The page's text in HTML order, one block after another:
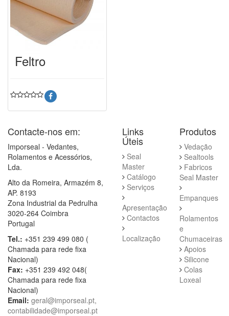
Feltro
Contacte-nos em:
Imporseal - Vedantes,
Rolamentos e Acessórios,
Lda.
Alto da Romeira, Armazém 8,
AP. 8193
Zona Industrial da Pedrulha
3020-264 Coimbra
Portugal
Tel.: +351 239 499 080 (
Chamada para rede fixa
Nacional)
Fax: +351 239 492 048(
Chamada para rede fixa
Nacional)
Email: geral@imporseal.pt,
contabilidade@imporseal.pt
Links
Úteis
Seal
Master
Catálogo
Serviços
Apresentação
Contactos
Localização
Produtos
Vedação
Sealtools
Fabricos
Seal Master
Empanques
Rolamentos
e
Chumaceiras
Apoios
Silicone
Colas
Loxeal